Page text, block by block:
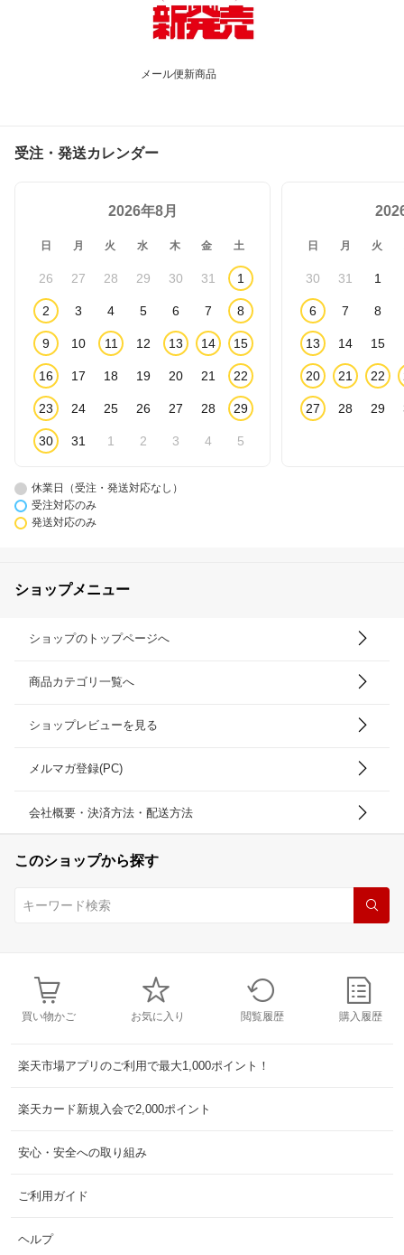
メール便新商品
受注・発送カレンダー
2026年8月
日 月 火 水 木 金 土
26 27 28 29 30 31 1
2 3 4 5 6 7 8
9 10 11 12 13 14 15
16 17 18 19 20 21 22
23 24 25 26 27 28 29
30 31 1 2 3 4 5
日 月 火
30 31 1
6 7 8
13 14 15
20 21 22
27 28 29
休業日（受注・発送対応なし）
受注対応のみ
発送対応のみ
ショップメニュー
ショップのトップページへ
商品カテゴリ一覧へ
ショップレビューを見る
メルマガ登録(PC)
会社概要・決済方法・配送方法
このショップから探す
買い物かご お気に入り 閲覧履歴 購入履歴
楽天市場アプリのご利用で最大1,000ポイント！
楽天カード新規入会で2,000ポイント
安心・安全への取り組み
ご利用ガイド
ヘルプ